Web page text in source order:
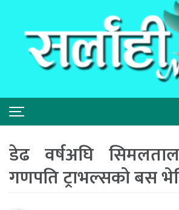
डेढ वर्षअघि
गणपति ट्राभल्सको बस